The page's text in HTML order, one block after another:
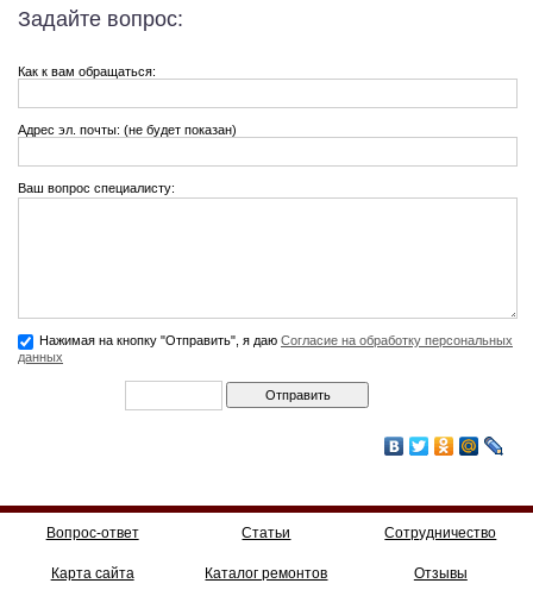
Задайте вопрос:
Как к вам обращаться:
Адрес эл. почты: (не будет показан)
Ваш вопрос специалисту:
Нажимая на кнопку "Отправить", я даю Согласие на обработку персональных
данных
Вопрос-ответ Статьи Сотрудничество
Карта сайта Каталог ремонтов Отзывы